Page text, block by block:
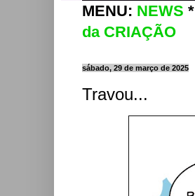
MENU: NEWS *
da CRIAÇÃO
sábado, 29 de março de 2025
Travou...